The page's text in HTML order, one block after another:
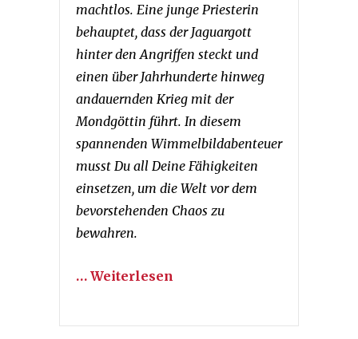
machtlos. Eine junge Priesterin
behauptet, dass der Jaguargott
hinter den Angriffen steckt und
einen über Jahrhunderte hinweg
andauernden Krieg mit der
Mondgöttin führt. In diesem
spannenden Wimmelbildabenteuer
musst Du all Deine Fähigkeiten
einsetzen, um die Welt vor dem
bevorstehenden Chaos zu
bewahren.
… Weiterlesen